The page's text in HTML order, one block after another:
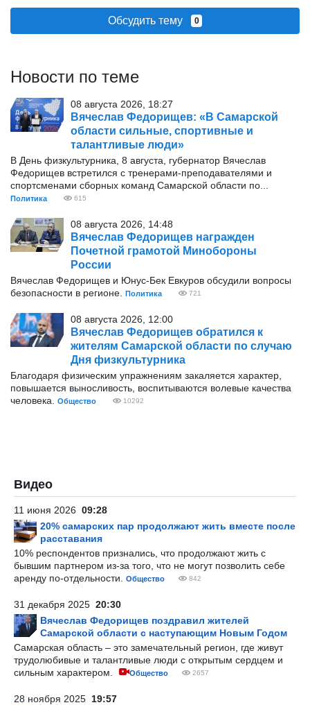
Обсудить тему 0
Новости по теме
08 августа 2026, 18:27
Вячеслав Федорищев: «В Самарской
области сильные, спортивные и
талантливые люди»
В День физкультурника, 8 августа, губернатор Вячеслав
Федорищев встретился с тренерами-преподавателями и
спортсменами сборных команд Самарской области по...
Политика 615
08 августа 2026, 14:48
Вячеслав Федорищев награжден
Почетной грамотой Минобороны
России
Вячеслав Федорищев и Юнус-Бек Евкуров обсудили вопросы
безопасности в регионе.
Политика 721
08 августа 2026, 12:00
Вячеслав Федорищев обратился к
жителям Самарской области по случаю
Дня физкультурника
Благодаря физическим упражнениям закаляется характер,
повышается выносливость, воспитываются волевые качества
человека.
Общество 10292
Видео
11 июня 2026 09:28
20% самарских пар продолжают жить вместе после
расставания
10% респондентов признались, что продолжают жить с
бывшим партнером из-за того, что не могут позволить себе
аренду по-отдельности.
Общество 842
31 декабря 2025 20:30
Вячеслав Федорищев поздравил жителей
Самарской области с наступающим Новым Годом
Самарская область – это замечательный регион, где живут
трудолюбивые и талантливые люди с открытым сердцем и
сильным характером.
Общество 2657
28 ноября 2025 19:57